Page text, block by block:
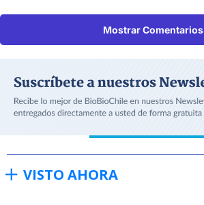
Mostrar Comentarios
VISTO AHORA